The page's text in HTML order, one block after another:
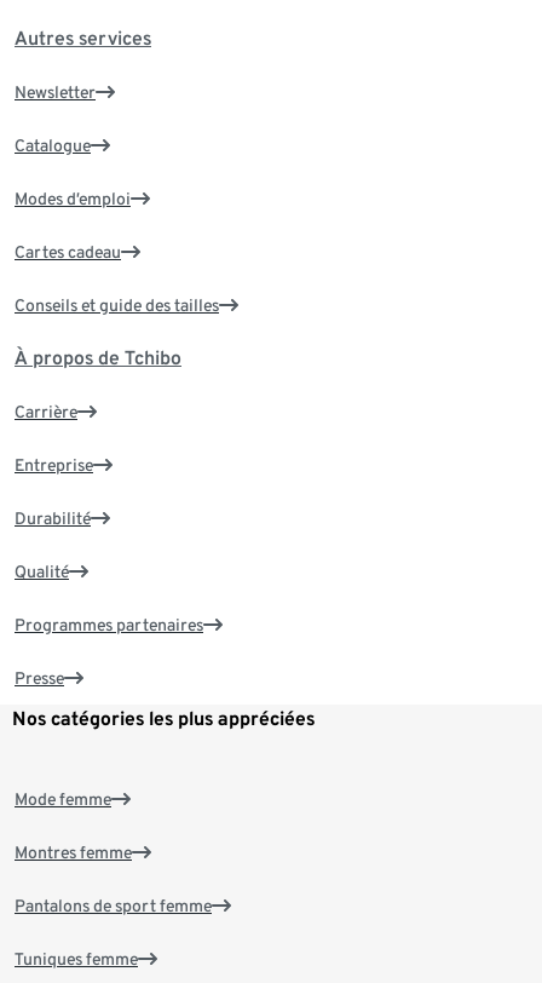
Autres services
Newsletter
Catalogue
Modes d’emploi
Cartes cadeau
Conseils et guide des tailles
À propos de Tchibo
Carrière
Entreprise
Durabilité
Qualité
Programmes partenaires
Presse
Nos catégories les plus appréciées
Mode femme
Montres femme
Pantalons de sport femme
Tuniques femme